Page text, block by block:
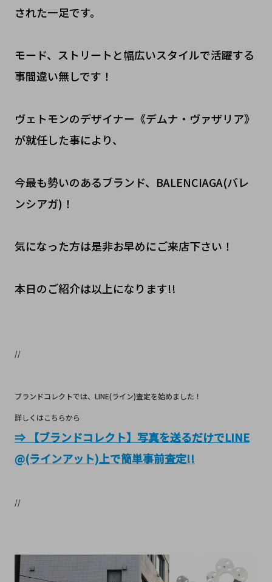
された一足です。
モード、ストリートと幅広いスタイルで活躍する
事間違い無しです！
ヴェトモンのデザイナー《デムナ・ヴァザリア》
が就任した事により、
今最も勢いのあるブランド、BALENCIAGA(バレ
ンシアガ)！
気になった方は是非お早めにご来店下さい！
本日のご紹介は以上になります!!
//
ブランドコレクトでは、LINE(ライン)査定を始めました！
詳しくはこちらから
⇒ 【ブランドコレクト】写真を送るだけでLINE
@(ラインアット)上で簡単事前査定!!
//